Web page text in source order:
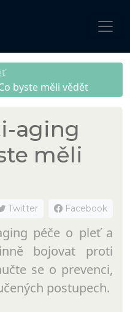
byste měli vědět
aging
měli
Twitter Facebook
péče o pleť a
bojovat proti
se o prevenci,
postupech.